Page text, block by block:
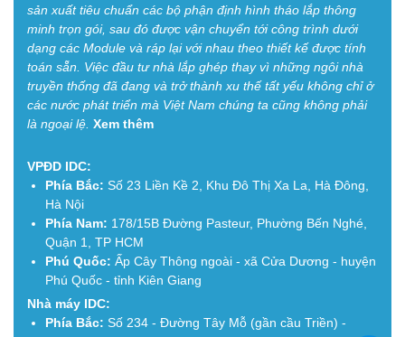
sản xuất tiêu chuẩn các bộ phận định hình tháo lắp thông
minh trọn gói, sau đó được vận chuyển tới công trình dưới
dạng các Module và ráp lại với nhau theo thiết kế được tính
toán sẵn. Việc đầu tư nhà lắp ghép thay vì những ngôi nhà
truyền thống đã đang và trở thành xu thế tất yếu không chỉ ở
các nước phát triển mà Việt Nam chúng ta cũng không phải
là ngoại lệ. Xem thêm
VPĐD IDC:
Phía Bắc: Số 23 Liền Kề 2, Khu Đô Thị Xa La, Hà Đông,
Hà Nội
Phía Nam: 178/15B Đường Pasteur, Phường Bến Nghé,
Quận 1, TP HCM
Phú Quốc: Ấp Cây Thông ngoài - xã Cửa Dương - huyện
Phú Quốc - tỉnh Kiên Giang
Nhà máy IDC:
Phía Bắc: Số 234 - Đường Tây Mỗ (gần cầu Triền) -